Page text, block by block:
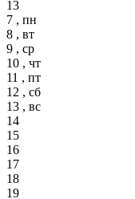
13
7 , пн
8 , вт
9 , ср
10 , чт
11 , пт
12 , сб
13 , вс
14
15
16
17
18
19